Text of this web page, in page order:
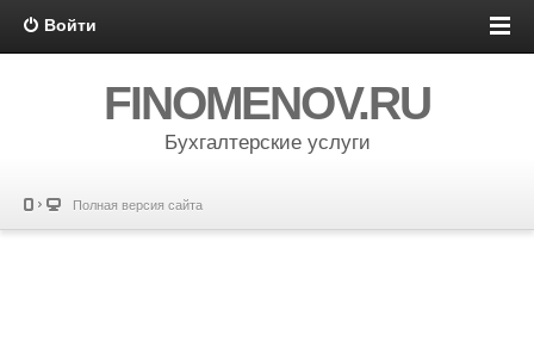
Войти
FINOMENOV.RU
Бухгалтерские услуги
Полная версия сайта